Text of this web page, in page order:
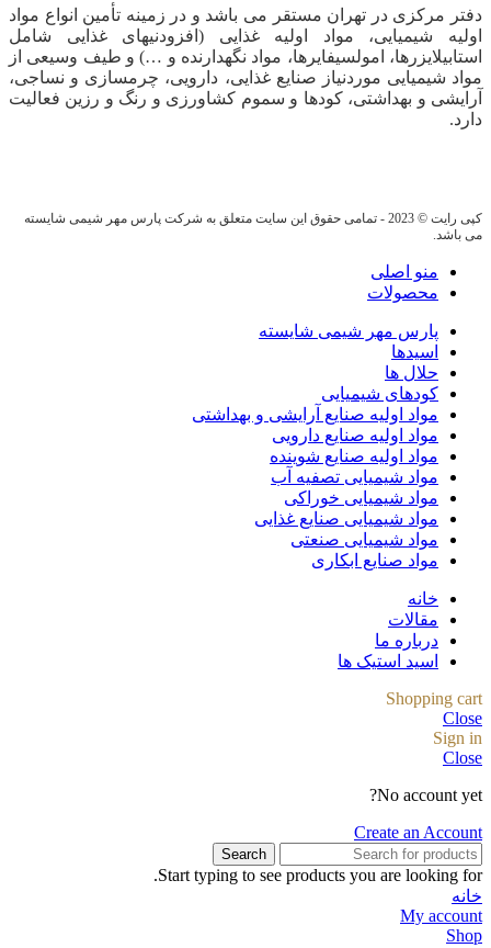
دفتر مرکزی در تهران مستقر می باشد و در زمینه تأمین انواع مواد
اولیه شیمیایی، مواد اولیه غذایی (افزودنیهای غذایی شامل
استابیلایزرها، امولسیفایرها، مواد نگهدارنده و …) و طیف وسیعی از
مواد شیمیایی موردنیاز صنایع غذایی، دارویی، چرمسازی و نساجی،
آرایشی و بهداشتی، کودها و سموم کشاورزی و رنگ و رزین فعالیت
دارد.
کپی رایت © 2023 - تمامی حقوق این سایت متعلق به شرکت پارس مهر شیمی شایسته
می باشد.
منو اصلی
محصولات
پارس مهر شیمی شایسته
اسیدها
حلال ها
کودهای شیمیایی
مواد اولیه صنایع آرایشی و بهداشتی
مواد اولیه صنایع دارویی
مواد اولیه صنایع شوینده
مواد شیمیایی تصفیه آب
مواد شیمیایی خوراکی
مواد شیمیایی صنایع غذایی
مواد شیمیایی صنعتی
مواد صنایع ابکاری
خانه
مقالات
درباره ما
اسید استیک ها
Shopping cart
Close
Sign in
Close
No account yet?
Create an Account
Search
Start typing to see products you are looking for.
خانه
My account
Shop